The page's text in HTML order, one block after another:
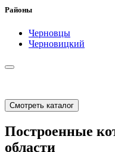
Районы
Черновцы
Черновицкий
Смотреть каталог
Построенные
области